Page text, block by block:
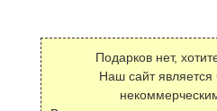
Подарков нет,
Наш сайт